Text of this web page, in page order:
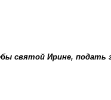
святой Ирине, подать